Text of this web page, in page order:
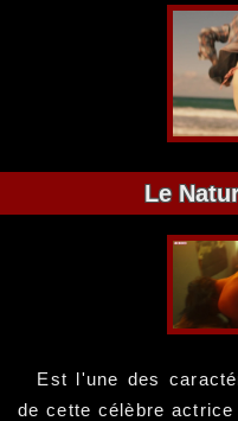
Le
Est l'une des
de cette célèbre